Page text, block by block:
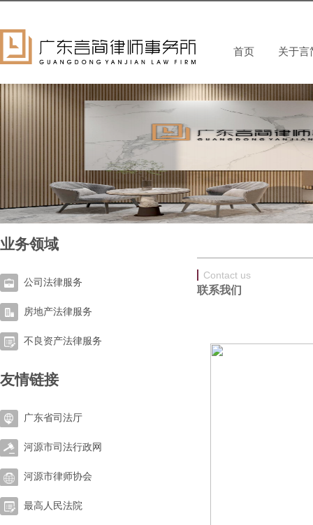
首页 关于言
业务领域
公司法律服务
房地产法律服务
不良资产法律服务
友情链接
广东省司法厅
河源市司法行政网
河源市律师协会
最高人民法院
Contact us
联系我们